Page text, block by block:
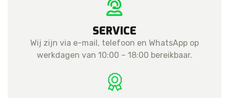
SERVICE
Wij zijn via e-mail, telefoon en WhatsApp op
werkdagen van 10:00 – 18:00 bereikbaar.